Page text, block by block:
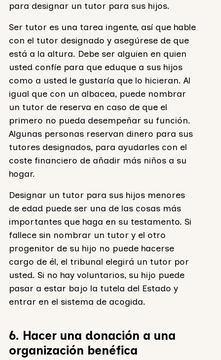
para designar un tutor para sus hijos.
Ser tutor es una tarea ingente, así que hable
con el tutor designado y asegúrese de que
está a la altura. Debe ser alguien en quien
usted confíe para que eduque a sus hijos
como a usted le gustaría que lo hicieran. Al
igual que con un albacea, puede nombrar
un tutor de reserva en caso de que el
primero no pueda desempeñar su función.
Algunas personas reservan dinero para sus
tutores designados, para ayudarles con el
coste financiero de añadir más niños a su
hogar.
Designar un tutor para sus hijos menores
de edad puede ser una de las cosas más
importantes que haga en su testamento. Si
fallece sin nombrar un tutor y el otro
progenitor de su hijo no puede hacerse
cargo de él, el tribunal elegirá un tutor por
usted. Si no hay voluntarios, su hijo puede
pasar a estar bajo la tutela del Estado y
entrar en el sistema de acogida.
6. Hacer una donación a una
organización benéfica